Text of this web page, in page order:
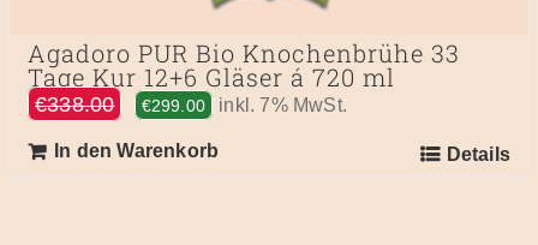
Agadoro PUR Bio Knochenbrühe 33
Tage Kur 12+6 Gläser á 720 ml
€338.00
Ursprünglicher
war:
€299.00 Aktueller
ist:
inkl. 7% MwSt.
In den Warenkorb Details